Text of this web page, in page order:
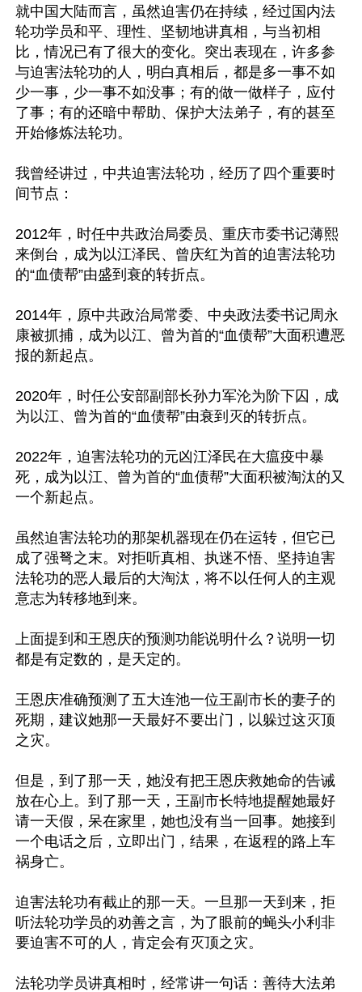
就中国大陆而言，虽然迫害仍在持续，经过国内法
轮功学员和平、理性、坚韧地讲真相，与当初相
比，情况已有了很大的变化。突出表现在，许多参
与迫害法轮功的人，明白真相后，都是多一事不如
少一事，少一事不如没事；有的做一做样子，应付
了事；有的还暗中帮助、保护大法弟子，有的甚至
开始修炼法轮功。
我曾经讲过，中共迫害法轮功，经历了四个重要时
间节点：
2012年，时任中共政治局委员、重庆市委书记薄熙
来倒台，成为以江泽民、曾庆红为首的迫害法轮功
的“血债帮”由盛到衰的转折点。
2014年，原中共政治局常委、中央政法委书记周永
康被抓捕，成为以江、曾为首的“血债帮”大面积遭恶
报的新起点。
2020年，时任公安部副部长孙力军沦为阶下囚，成
为以江、曾为首的“血债帮”由衰到灭的转折点。
2022年，迫害法轮功的元凶江泽民在大瘟疫中暴
死，成为以江、曾为首的“血债帮”大面积被淘汰的又
一个新起点。
虽然迫害法轮功的那架机器现在仍在运转，但它已
成了强弩之末。对拒听真相、执迷不悟、坚持迫害
法轮功的恶人最后的大淘汰，将不以任何人的主观
意志为转移地到来。
上面提到和王恩庆的预测功能说明什么？说明一切
都是有定数的，是天定的。
王恩庆准确预测了五大连池一位王副市长的妻子的
死期，建议她那一天最好不要出门，以躲过这灭顶
之灾。
但是，到了那一天，她没有把王恩庆救她命的告诫
放在心上。到了那一天，王副市长特地提醒她最好
请一天假，呆在家里，她也没有当一回事。她接到
一个电话之后，立即出门，结果，在返程的路上车
祸身亡。
迫害法轮功有截止的那一天。一旦那一天到来，拒
听法轮功学员的劝善之言，为了眼前的蝇头小利非
要迫害不可的人，肯定会有灭顶之灾。
法轮功学员讲真相时，经常讲一句话：善待大法弟